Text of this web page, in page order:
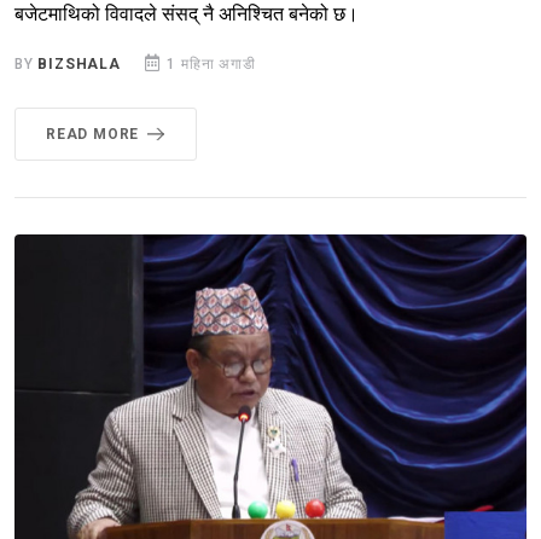
बजेटमाथिको विवादले संसद् नै अनिश्चित बनेको छ।
BY BIZSHALA 1 महिना अगाडी
READ MORE